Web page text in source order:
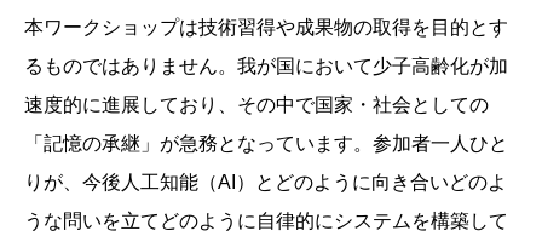
本ワークショップは技術習得や成果物の取得を目的とす
るものではありません。我が国において少子高齢化が加
速度的に進展しており、その中で国家・社会としての
「記憶の承継」が急務となっています。参加者一人ひと
りが、今後人工知能（AI）とどのように向き合いどのよ
うな問いを立てどのように自律的にシステムを構築して